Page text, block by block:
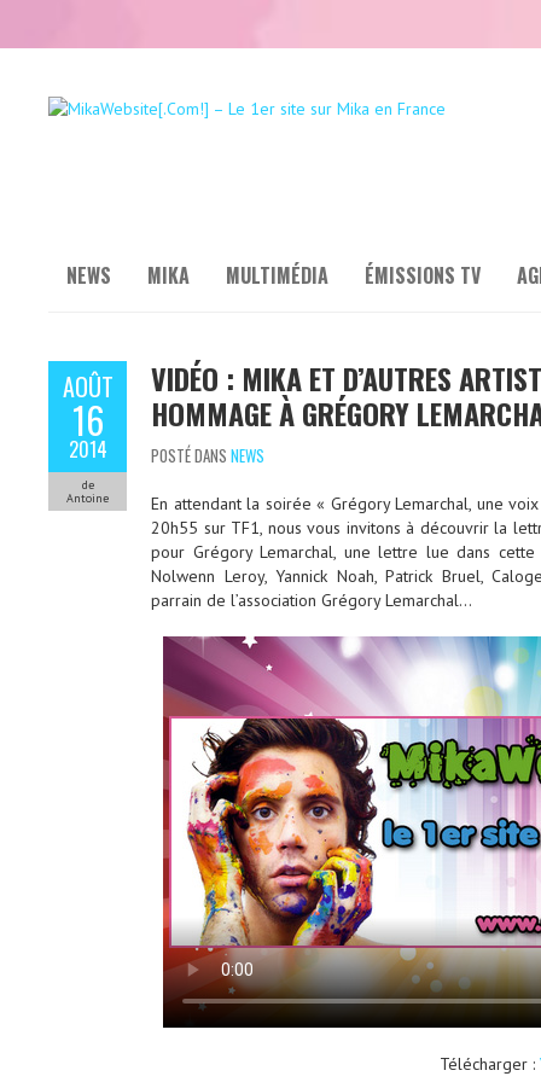
NEWS MIKA MULTIMÉDIA ÉMISSIONS TV
AOÛT
16
2014
de
Antoine
VIDÉO : MIKA ET D’AUTRES
HOMMAGE À GRÉGORY
POSTÉ DANS NEWS
En attendant la soirée « Grégory Lemarchal, une
20h55 sur TF1, nous vous invitons à découvrir la
pour Grégory Lemarchal, une lettre lue dans
Nolwenn Leroy, Yannick Noah, Patrick Bruel,
parrain de l’association Grégory Lemarchal…
Télécharger :